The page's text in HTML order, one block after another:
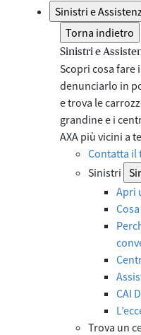
Sinistri e
Torna indietro
Sinistri e
Scopri cosa fare
denunciarlo in
e trova le
grandine e i
AXA più vicini a
Contatta il
Sinistri
Apri
CAI
Trova un